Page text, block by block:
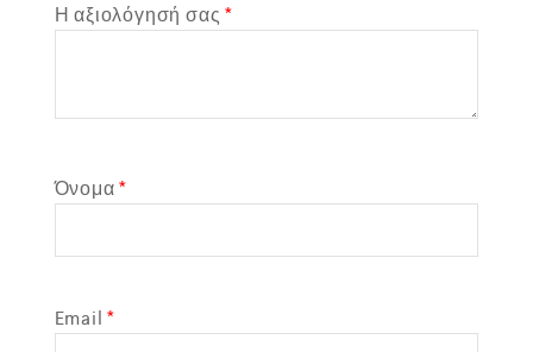
Η αξιολόγησή σας*
Όνομα*
Email*